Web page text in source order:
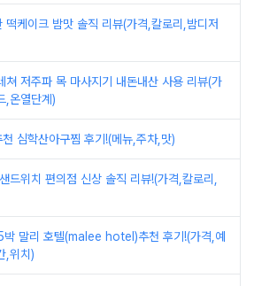
케이크 밤맛 솔직 리뷰(가격,칼로리,밤디저
쳐 저주파 목 마사지기 내돈내산 사용 리뷰(가
,온열단계)
천 심학산아구찜 후기!(메뉴,주차,맛)
드위치 편의점 신상 솔직 리뷰!(가격,칼로리,
말리 호텔(malee hotel)추천 후기!(가격,예
,위치)